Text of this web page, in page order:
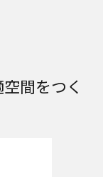
間をつく